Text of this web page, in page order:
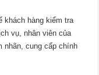
khách hàng kiểm tra
vụ, nhân viên của
nhãn, cung cấp chính